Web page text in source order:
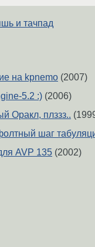
и тачпад
на kpnemo (2007)
5.2 :) (2006)
Оракл, плззз..
шаг
AVP 135 (2002)